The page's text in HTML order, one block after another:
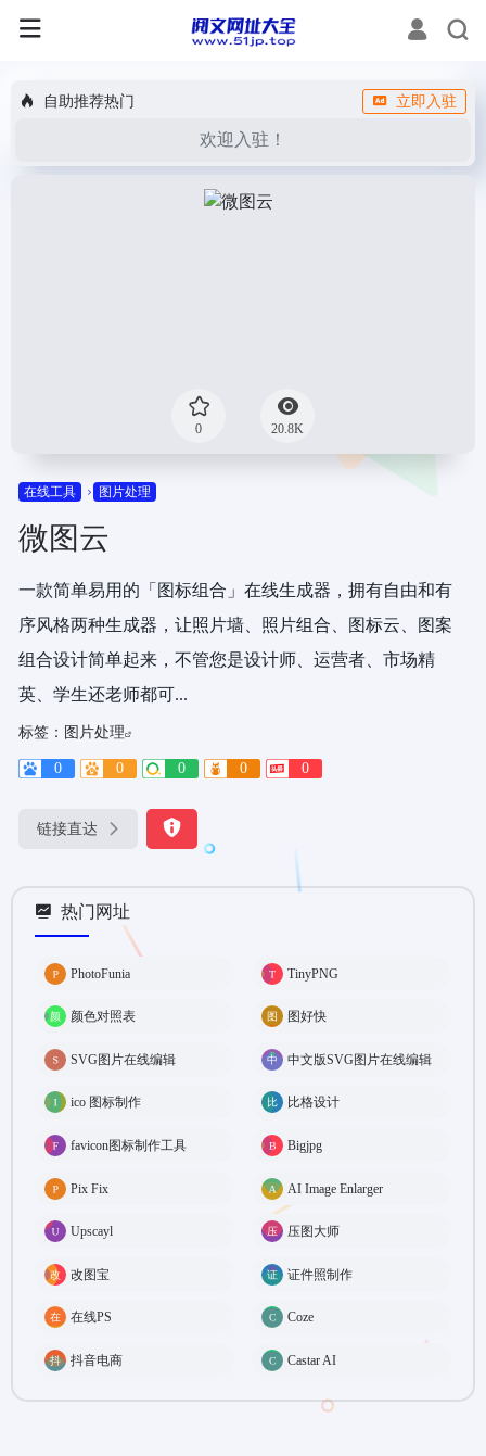
自助推荐热门 立即入驻
欢迎入驻！
0 20.8K
在线工具 图片处理
微图云
一款简单易用的「图标组合」在线生成器，拥有自由和有
序风格两种生成器，让照片墙、照片组合、图标云、图案
组合设计简单起来，不管您是设计师、运营者、市场精
英、学生还老师都可...
标签： 图片处理
0 0 0 0 0
链接直达
热门网址
PhotoFunia TinyPNG
颜色对照表 图好快
SVG图片在线编辑 中文版SVG图片在线编辑
ico 图标制作 比格设计
favicon图标制作工具 Bigjpg
Pix Fix AI Image Enlarger
Upscayl 压图大师
改图宝 证件照制作
在线PS Coze
抖音电商 Castar AI